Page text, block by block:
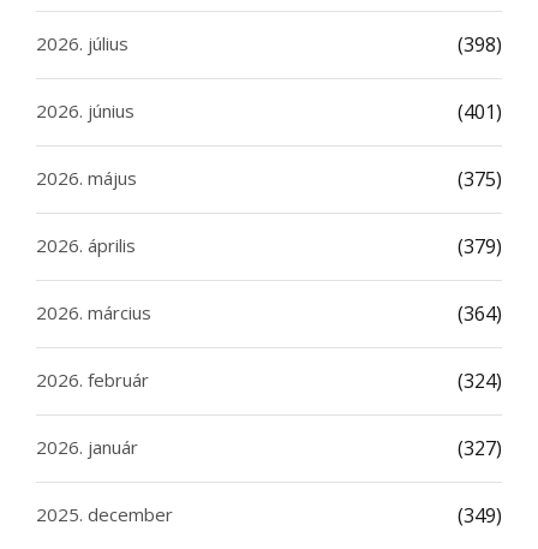
2026. július (398)
2026. június (401)
2026. május (375)
2026. április (379)
2026. március (364)
2026. február (324)
2026. január (327)
2025. december (349)